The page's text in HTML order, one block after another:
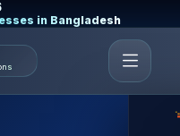
in Bangladesh